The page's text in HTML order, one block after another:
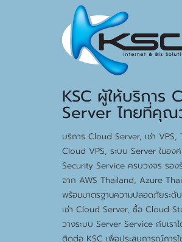
KSC ผู้ให้บริการ
Server ไทยที่คุณ
บริการ Cloud Server, เช่า VPS,
Cloud VPS, ระบบ Server ในอง
Security Service ครบวงจร รอง
จาก AWS Thailand, Azure
พร้อมมาตรฐานความปลอดภัยระดั
เช่า Cloud Server, ซื้อ Cloud
วางระบบ Server Service กับเรา
ติดต่อ KSC เพื่อประสบการณ์การใ